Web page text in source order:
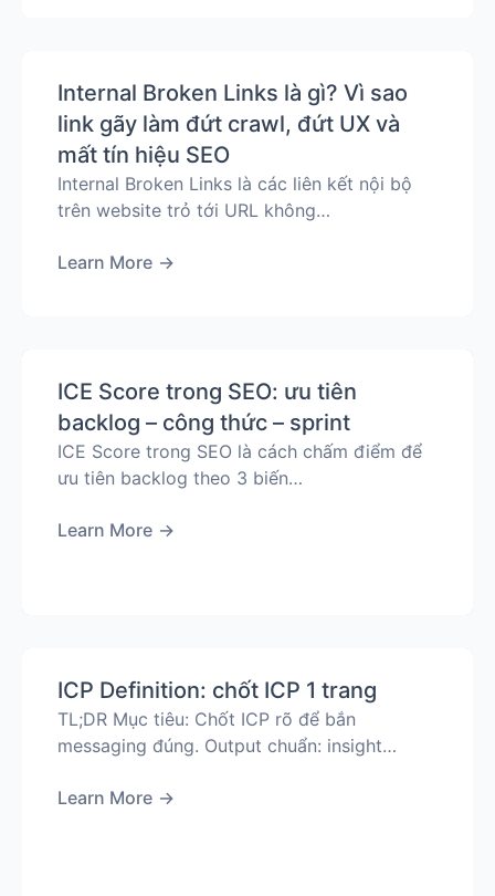
Internal Broken Links là gì? Vì sao
link gãy làm đứt crawl, đứt UX và
mất tín hiệu SEO
Internal Broken Links là các liên kết nội bộ
trên website trỏ tới URL không…
Learn More →
ICE Score trong SEO: ưu tiên
backlog – công thức – sprint
ICE Score trong SEO là cách chấm điểm để
ưu tiên backlog theo 3 biến…
Learn More →
ICP Definition: chốt ICP 1 trang
TL;DR Mục tiêu: Chốt ICP rõ để bắn
messaging đúng. Output chuẩn: insight…
Learn More →